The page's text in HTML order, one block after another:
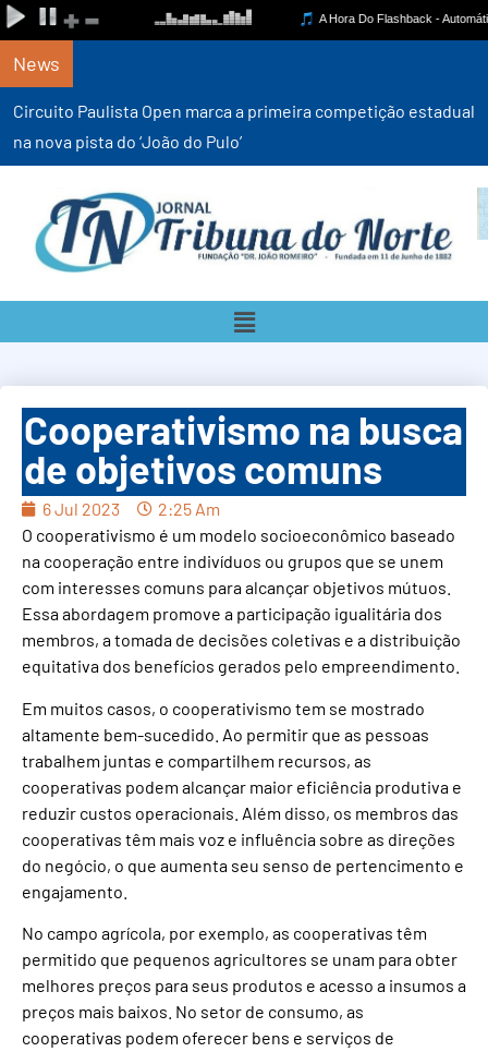
News
Circuito Paulista Open marca a primeira competição estadual
na nova pista do ‘João do Pulo’
Cooperativismo na busca
de objetivos comuns
6 Jul 2023
2:25 Am
O cooperativismo é um modelo socioeconômico baseado
na cooperação entre indivíduos ou grupos que se unem
com interesses comuns para alcançar objetivos mútuos.
Essa abordagem promove a participação igualitária dos
membros, a tomada de decisões coletivas e a distribuição
equitativa dos benefícios gerados pelo empreendimento.
Em muitos casos, o cooperativismo tem se mostrado
altamente bem-sucedido. Ao permitir que as pessoas
trabalhem juntas e compartilhem recursos, as
cooperativas podem alcançar maior eficiência produtiva e
reduzir custos operacionais. Além disso, os membros das
cooperativas têm mais voz e influência sobre as direções
do negócio, o que aumenta seu senso de pertencimento e
engajamento.
No campo agrícola, por exemplo, as cooperativas têm
permitido que pequenos agricultores se unam para obter
melhores preços para seus produtos e acesso a insumos a
preços mais baixos. No setor de consumo, as
cooperativas podem oferecer bens e serviços de